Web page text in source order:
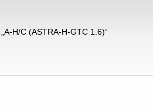
A-H/C (ASTRA-H-GTC 1.6)“